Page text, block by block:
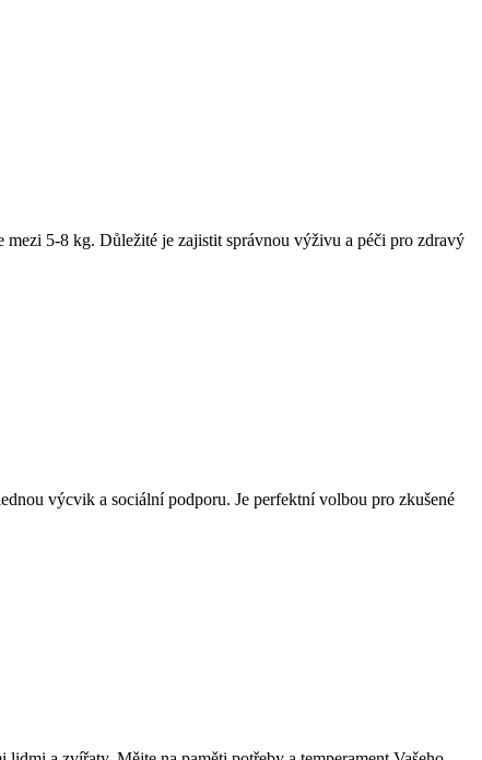
mezi 5-8 kg. Důležité je zajistit správnou výživu a péči pro zdravý
výcvik a sociální podporu. Je perfektní volbou pro zkušené